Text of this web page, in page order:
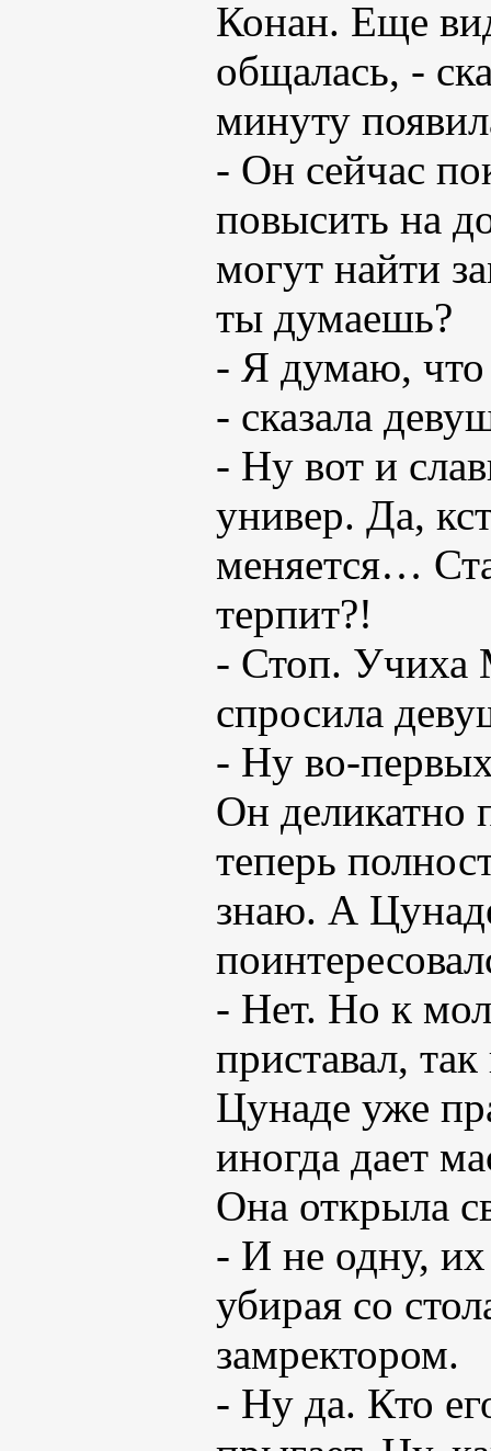
Конан. Еще
общалась, -
минуту
- Он сейчас
повысить на
могут найти
ты думаешь?
- Я думаю, что
- сказала
- Ну вот и
универ. Да,
меняется…
терпит?!
- Стоп. Учиха
спросила
- Ну во-
Он деликатно
теперь
знаю. А
- Нет. Но к
приставал,
Цунаде уже
иногда дает
Она открыла
- И не одну,
убирая со
замректором.
- Ну да. Кто